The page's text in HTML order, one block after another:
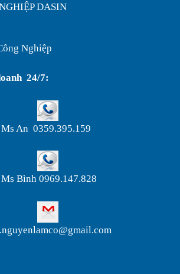
DASIN
Nghiệp
24/7:
An 0359.395.159
Bình 0969.147.828